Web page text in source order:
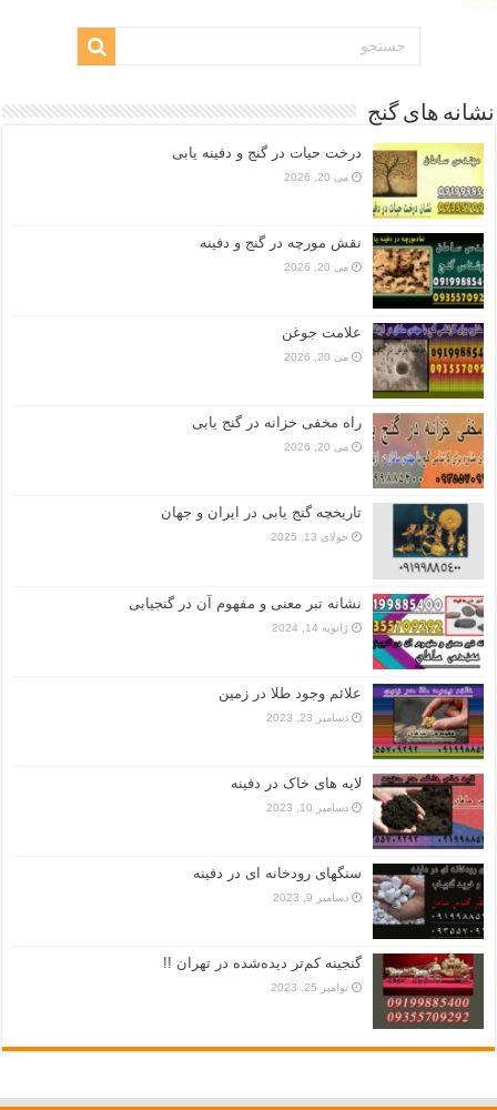
نشانه های گنج
درخت حیات در گنج و دفینه یابی
می 20, 2026
نقش مورچه در گنج و دفینه
می 20, 2026
علامت جوغن
می 20, 2026
راه مخفی خزانه در گنج یابی
می 20, 2026
تاریخچه گنج‌ یابی در ایران و جهان
جولای 13, 2025
نشانه تبر معنی و مفهوم آن در گنجیابی
ژانویه 14, 2024
علائم وجود طلا در زمین
دسامبر 23, 2023
لایه های خاک در دفینه
دسامبر 10, 2023
سنگهای رودخانه ای در دفینه
دسامبر 9, 2023
گنجینه کم‌تر دیده‌شده در تهران !!
نوامبر 25, 2023